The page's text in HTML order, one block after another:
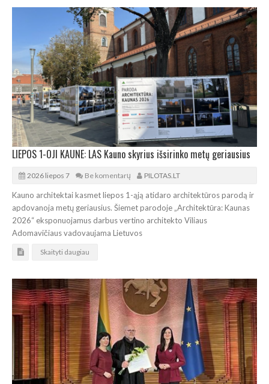
LIEPOS 1-OJI KAUNE: LAS Kauno skyrius išsirinko metų geriausius
2026 liepos 7 Be komentarų PILOTAS.LT
Kauno architektai kasmet liepos 1-ąją atidaro architektūros parodą ir
apdovanoja metų geriausius. Šiemet parodoje „Architektūra: Kaunas
2026“ eksponuojamus darbus vertino architekto Viliaus
Adomavičiaus vadovaujama Lietuvos
Skaityti daugiau